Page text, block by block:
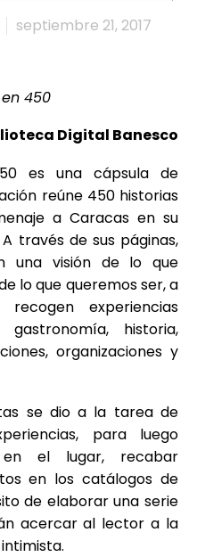
septiembre 21, 2017
450
Digital Banesco
es una cápsula de
reúne 450 historias
a Caracas en su
través de sus páginas,
una visión de lo que
lo que queremos ser, a
experiencias
historia,
organizaciones y
se dio a la tarea de
para luego
el lugar, recabar
en los catálogos de
de elaborar una serie
acercar al lector a la